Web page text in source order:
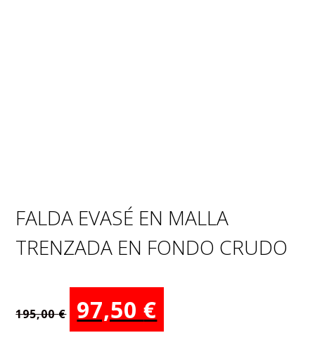
FALDA EVASÉ EN MALLA
TRENZADA EN FONDO CRUDO
195,00€
precio
97,50€